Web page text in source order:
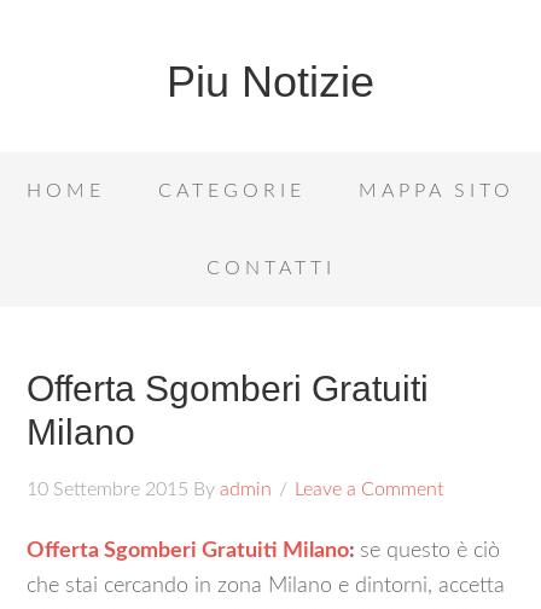
Piu Notizie
HOME CATEGORIE MAPPA SITO
CONTATTI
Offerta Sgomberi Gratuiti
Milano
10 Settembre 2015 Byadmin Leave a Comment
Offerta Sgomberi Gratuiti Milano: se questo è ciò
che stai cercando in zona Milano e dintorni, accetta